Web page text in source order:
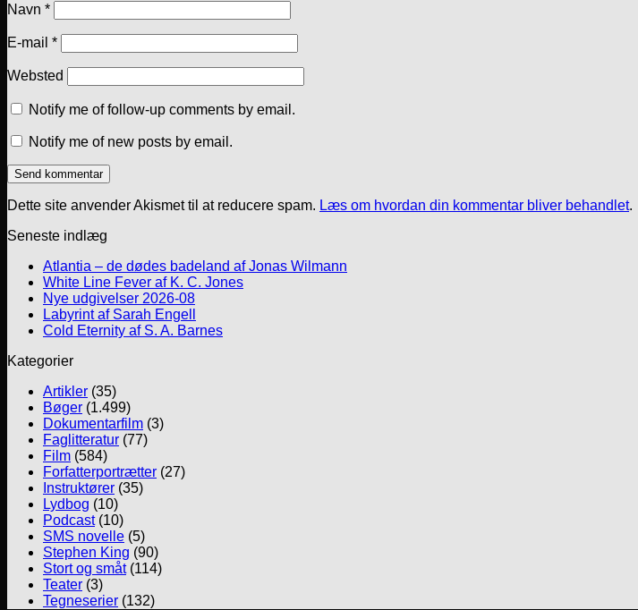
Navn *
E-mail *
Websted
Notify me of follow-up comments by email.
Notify me of new posts by email.
Dette site anvender Akismet til at reducere spam. Læs om hvordan din kommentar bliver behandlet.
Seneste indlæg
Atlantia – de dødes badeland af Jonas Wilmann
White Line Fever af K. C. Jones
Nye udgivelser 2026-08
Labyrint af Sarah Engell
Cold Eternity af S. A. Barnes
Kategorier
Artikler (35)
Bøger (1.499)
Dokumentarfilm (3)
Faglitteratur (77)
Film (584)
Forfatterportrætter (27)
Instruktører (35)
Lydbog (10)
Podcast(10)
SMS novelle (5)
Stephen King (90)
Stort og småt(114)
Teater (3)
Tegneserier (132)